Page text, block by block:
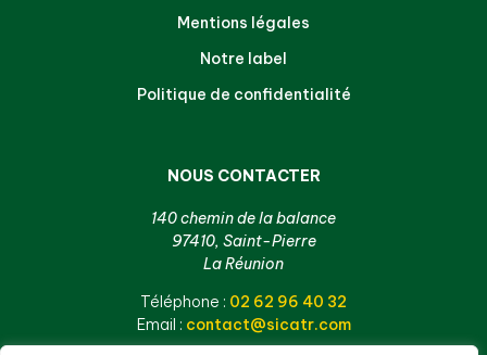
Mentions légales
Notre label
Politique de confidentialité
NOUS CONTACTER
140 chemin de la balance
97410, Saint-Pierre
La Réunion
Téléphone : 02 62 96 40 32
Email : contact@sicatr.com